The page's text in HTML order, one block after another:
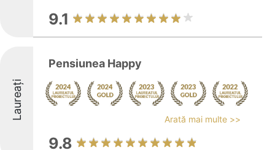
9.1
Laureați
Pensiunea Happy
Arată mai multe >>
9.8